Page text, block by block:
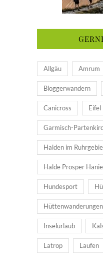
Allgäu Amrum
Bloggerwandern
Canicross Eifel
Garmisch-
Halden im
Halde Prosper
Hundesport
Inselurlaub
Latrop Laufen